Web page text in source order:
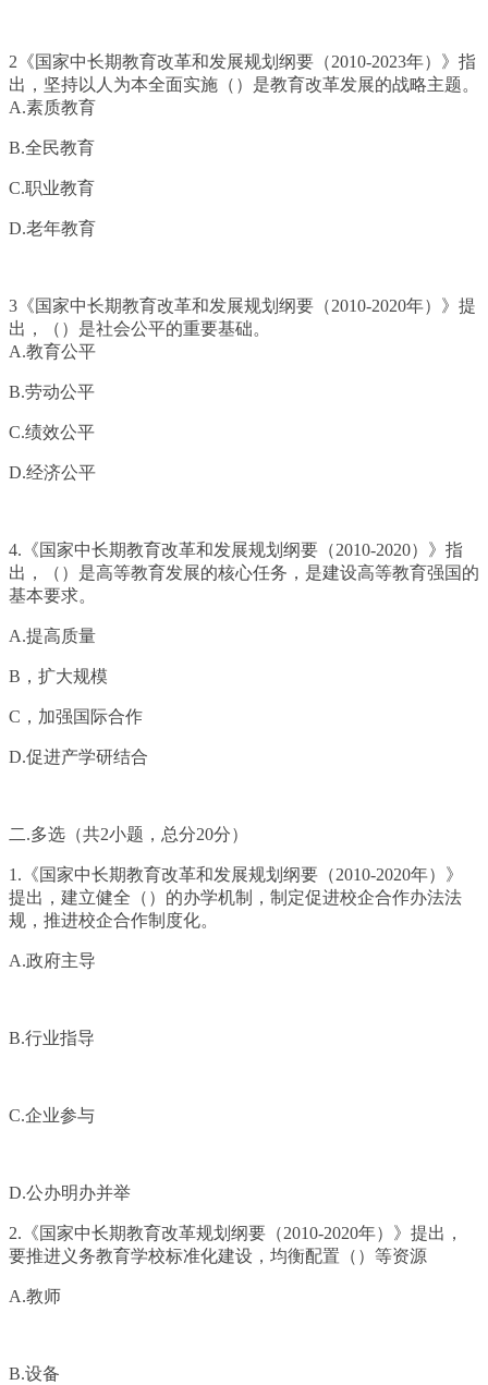
2《国家中长期教育改革和发展规划纲要（2010-2023年）》指
出，坚持以人为本全面实施（）是教育改革发展的战略主题。
A.素质教育
B.全民教育
C.职业教育
D.老年教育
3《国家中长期教育改革和发展规划纲要（2010-2020年）》提
出，（）是社会公平的重要基础。
A.教育公平
B.劳动公平
C.绩效公平
D.经济公平
4.《国家中长期教育改革和发展规划纲要（2010-2020）》指
出，（）是高等教育发展的核心任务，是建设高等教育强国的
基本要求。
A.提高质量
B，扩大规模
C，加强国际合作
D.促进产学研结合
二.多选（共2小题，总分20分）
1.《国家中长期教育改革和发展规划纲要（2010-2020年）》
提出，建立健全（）的办学机制，制定促进校企合作办法法
规，推进校企合作制度化。
A.政府主导
B.行业指导
C.企业参与
D.公办明办并举
2.《国家中长期教育改革规划纲要（2010-2020年）》提出，
要推进义务教育学校标准化建设，均衡配置（）等资源
A.教师
B.设备